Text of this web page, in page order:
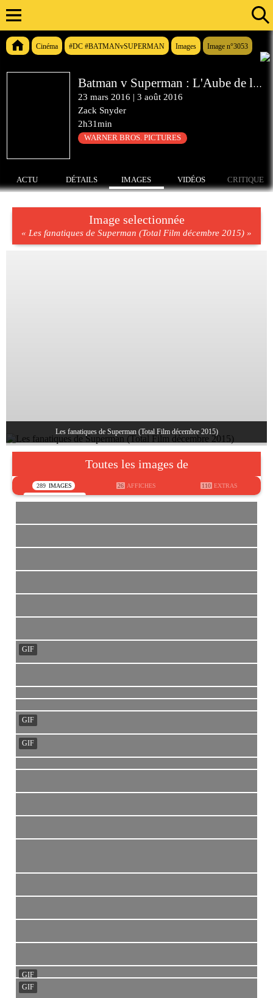
Cinéma #DC #BATMANvSUPERMAN Images Image n°3053
Batman v Superman : L'Aube de la Justice
23 mars 2016 | 3 août 2016
Zack Snyder
2h31min
WARNER BROS. PICTURES
ACTU DÉTAILS IMAGES VIDÉOS CRITIQUE
Image selectionnée
« Les fanatiques de Superman (Total Film décembre 2015) »
Les fanatiques de Superman (Total Film décembre 2015)
Toutes les images de
289 IMAGES 26 AFFICHES 110 EXTRAS